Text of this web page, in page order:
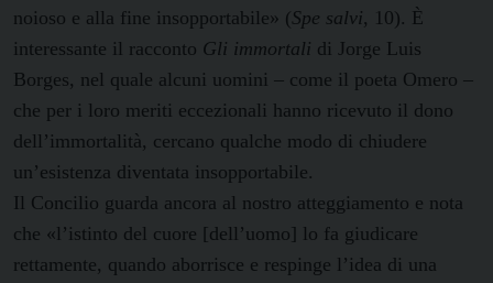
noioso e alla fine insopportabile» ( Spe salvi, 10). È
interessante il racconto Gli immortali di Jorge Luis
Borges, nel quale alcuni uomini – come il poeta Omero –
che per i loro meriti eccezionali hanno ricevuto il dono
dell’immortalità, cercano qualche modo di chiudere
un’esistenza diventata insopportabile.
Il Concilio guarda ancora al nostro atteggiamento e nota
che «l’istinto del cuore [dell’uomo] lo fa giudicare
rettamente, quando aborrisce e respinge l’idea di una